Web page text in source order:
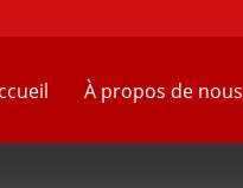
À propos de nous